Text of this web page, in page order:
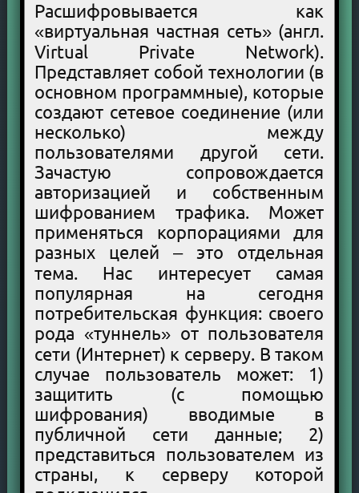
Расшифровывается как
«виртуальная частная сеть» (англ.
Virtual Private Network).
Представляет собой технологии (в
основном программные), которые
создают сетевое соединение (или
несколько) между
пользователями другой сети.
Зачастую сопровождается
авторизацией и собственным
шифрованием трафика. Может
применяться корпорациями для
разных целей – это отдельная
тема. Нас интересует самая
популярная на сегодня
потребительская функция: своего
рода «туннель» от пользователя
сети (Интернет) к серверу. В таком
случае пользователь может: 1)
защитить (с помощью
шифрования) вводимые в
публичной сети данные; 2)
представиться пользователем из
страны, к серверу которой